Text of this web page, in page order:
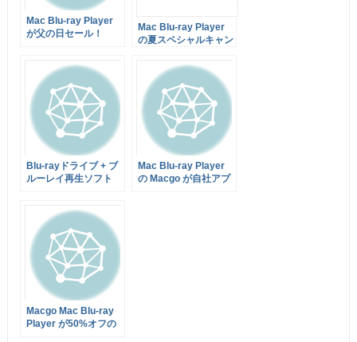
Mac Blu-ray Player
が父の日セール！
+$15で購入可！6月
24日まで
Mac Blu-ray Player
の夏スペシャルキャン
$49.95(約¥3,900)で販
売中！２本目以降は
+$15で購入可！6月
10日まで
Blu-rayドライブ + ブ
ルーレイ再生ソフト
Mac Blu-ray Player
の Macgo が自社アプ
Macgo Mac Blu-ray
Player が50%オフの